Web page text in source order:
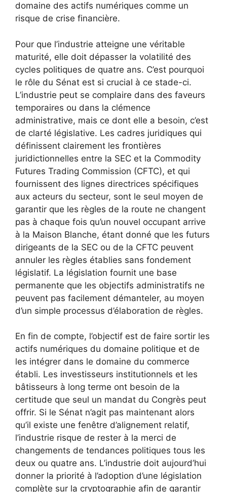
domaine des actifs numériques comme un
risque de crise financière.
Pour que l’industrie atteigne une véritable
maturité, elle doit dépasser la volatilité des
cycles politiques de quatre ans. C’est pourquoi
le rôle du Sénat est si crucial à ce stade-ci.
L’industrie peut se complaire dans des faveurs
temporaires ou dans la clémence
administrative, mais ce dont elle a besoin, c’est
de clarté législative. Les cadres juridiques qui
définissent clairement les frontières
juridictionnelles entre la SEC et la Commodity
Futures Trading Commission (CFTC), et qui
fournissent des lignes directrices spécifiques
aux acteurs du secteur, sont le seul moyen de
garantir que les règles de la route ne changent
pas à chaque fois qu’un nouvel occupant arrive
à la Maison Blanche, étant donné que les futurs
dirigeants de la SEC ou de la CFTC peuvent
annuler les règles établies sans fondement
législatif. La législation fournit une base
permanente que les objectifs administratifs ne
peuvent pas facilement démanteler, au moyen
d’un simple processus d’élaboration de règles.
En fin de compte, l’objectif est de faire sortir les
actifs numériques du domaine politique et de
les intégrer dans le domaine du commerce
établi. Les investisseurs institutionnels et les
bâtisseurs à long terme ont besoin de la
certitude que seul un mandat du Congrès peut
offrir. Si le Sénat n’agit pas maintenant alors
qu’il existe une fenêtre d’alignement relatif,
l’industrie risque de rester à la merci de
changements de tendances politiques tous les
deux ou quatre ans. L’industrie doit aujourd’hui
donner la priorité à l’adoption d’une législation
complète sur la cryptographie afin de garantir